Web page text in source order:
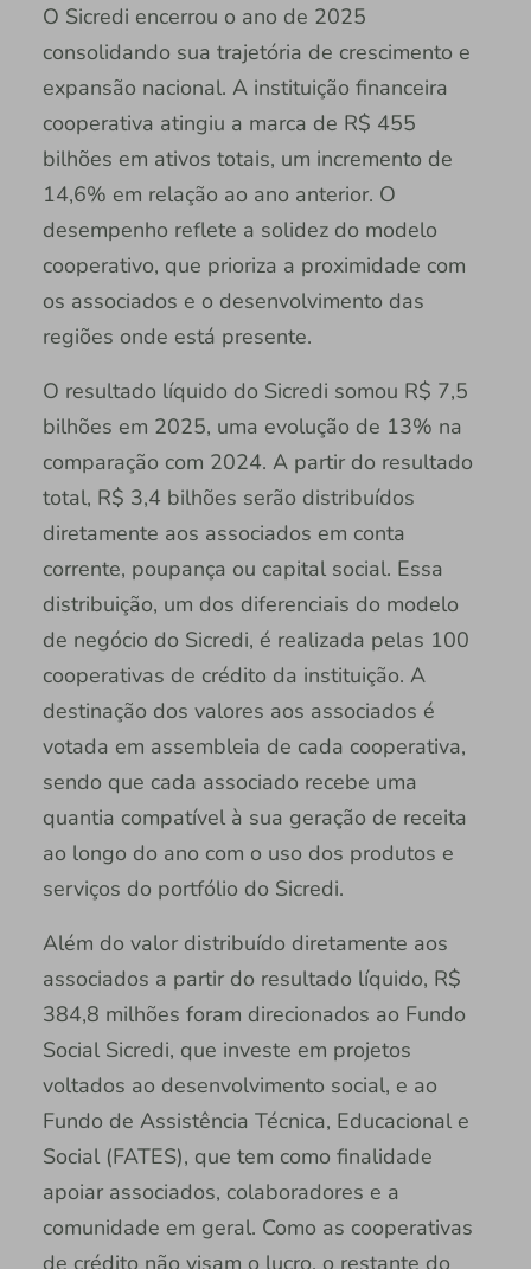
O Sicredi encerrou o ano de 2025
consolidando sua trajetória de crescimento e
expansão nacional. A instituição financeira
cooperativa atingiu a marca de R$ 455
bilhões em ativos totais, um incremento de
14,6% em relação ao ano anterior. O
desempenho reflete a solidez do modelo
cooperativo, que prioriza a proximidade com
os associados e o desenvolvimento das
regiões onde está presente.
O resultado líquido do Sicredi somou R$ 7,5
bilhões em 2025, uma evolução de 13% na
comparação com 2024. A partir do resultado
total, R$ 3,4 bilhões serão distribuídos
diretamente aos associados em conta
corrente, poupança ou capital social. Essa
distribuição, um dos diferenciais do modelo
de negócio do Sicredi, é realizada pelas 100
cooperativas de crédito da instituição. A
destinação dos valores aos associados é
votada em assembleia de cada cooperativa,
sendo que cada associado recebe uma
quantia compatível à sua geração de receita
ao longo do ano com o uso dos produtos e
serviços do portfólio do Sicredi.
Além do valor distribuído diretamente aos
associados a partir do resultado líquido, R$
384,8 milhões foram direcionados ao Fundo
Social Sicredi, que investe em projetos
voltados ao desenvolvimento social, e ao
Fundo de Assistência Técnica, Educacional e
Social (FATES), que tem como finalidade
apoiar associados, colaboradores e a
comunidade em geral. Como as cooperativas
de crédito não visam o lucro, o restante do